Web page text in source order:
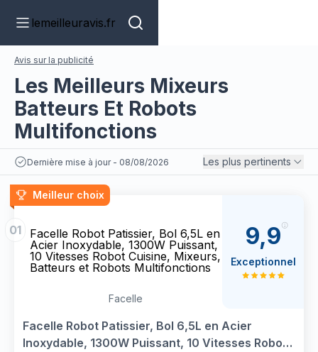
lemeilleuravis.fr
Avis sur la publicité
Les Meilleurs Mixeurs
Batteurs Et Robots
Multifonctions
Dernière mise à jour - 08/08/2026 Les plus pertinents
Meilleur choix
01
Facelle Robot Patissier, Bol 6,5L en
Acier Inoxydable, 1300W Puissant,
10 Vitesses Robot Cuisine, Mixeurs,
Batteurs et Robots Multifonctions
Facelle
Facelle Robot Patissier, Bol 6,5L en Acier
Inoxydable, 1300W Puissant, 10 Vitesses Robot
9,9
Exceptionnel